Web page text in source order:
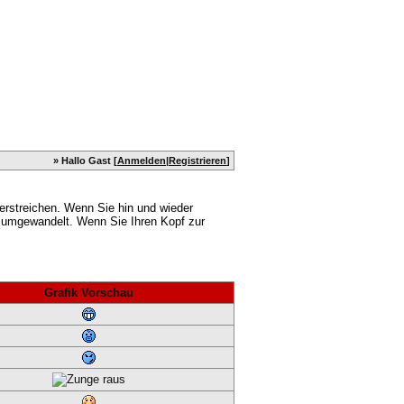
» Hallo Gast [Anmelden|Registrieren]
Wenn Sie hin und wieder
Wenn Sie Ihren Kopf zur
Grafik Vorschau